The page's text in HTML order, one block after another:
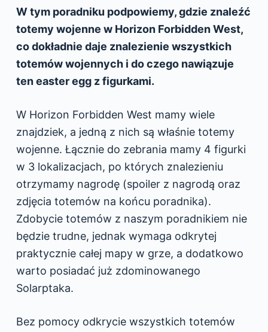
ś
c
W tym poradniku podpowiemy, gdzie znaleźć
totemy wojenne w Horizon Forbidden West,
co dokładnie daje znalezienie wszystkich
totemów wojennych i do czego nawiązuje
ten easter egg z figurkami.
W Horizon Forbidden West mamy wiele
znajdziek, a jedną z nich są właśnie totemy
wojenne. Łącznie do zebrania mamy 4 figurki
w 3 lokalizacjach, po których znalezieniu
otrzymamy nagrodę (spoiler z nagrodą oraz
zdjęcia totemów na końcu poradnika).
Zdobycie totemów z naszym poradnikiem nie
będzie trudne, jednak wymaga odkrytej
praktycznie całej mapy w grze, a dodatkowo
warto posiadać już zdominowanego
Solarptaka.
Bez pomocy odkrycie wszystkich totemów